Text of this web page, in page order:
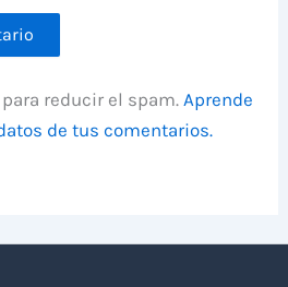
reducir el spam.Aprende
de tus comentarios.